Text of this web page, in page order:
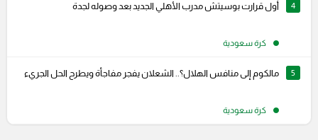
4 أول قرارت بوسيتش مدرب الأهلي الجديد بعد وصوله لجدة
كرة سعودية
5 مالكوم إلى منافس الهلال؟.. الشعلان يفجر مفاجأة ويطرح الحل الجريء
كرة سعودية